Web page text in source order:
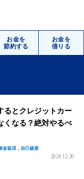
お金を
節約する
お金を
借りる
るとクレジットカー
くなる？絶対やるべ
金返済 自己破産
2024.12.20